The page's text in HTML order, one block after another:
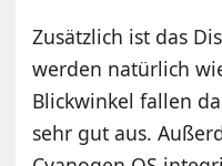
Zusätzlich ist das
werden natürlich
Blickwinkel fallen
sehr gut aus.